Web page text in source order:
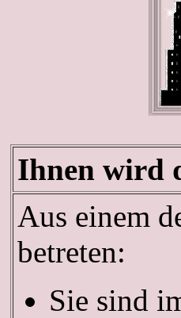
Ihnen wird
Aus einem
betreten:
Sie sind